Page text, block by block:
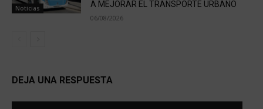
Noticias
A MEJORAR EL TRANSPORTE URBANO
06/08/2026
DEJA UNA RESPUESTA